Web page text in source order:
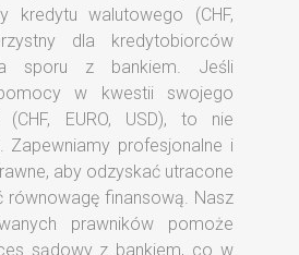
kredytu walutowego (CHF,
dla kredytobiorców
sporu z bankiem. Jeśli
w kwestii swojego
EURO, USD), to nie
Zapewniamy profesjonalne i
aby odzyskać utracone
finansową. Nasz
prawników pomoże
sądowy z bankiem, co w